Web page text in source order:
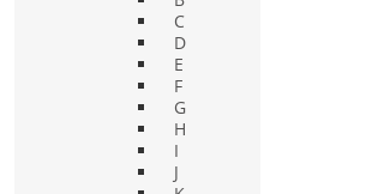
C
D
E
F
G
H
I
J